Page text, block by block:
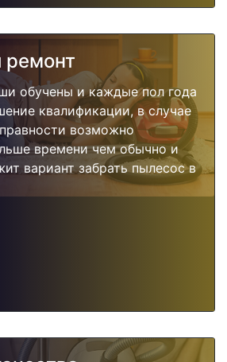
ремонт
обучены и каждые пол года
квалификации, в случае
возможно
времени чем обычно и
вариант забрать пылесос в